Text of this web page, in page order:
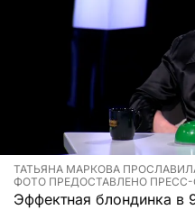
ТАТЬЯНА МАРКОВА
ФОТО ПРЕДОСТАВЛЕНО
Эффектная блондинка в